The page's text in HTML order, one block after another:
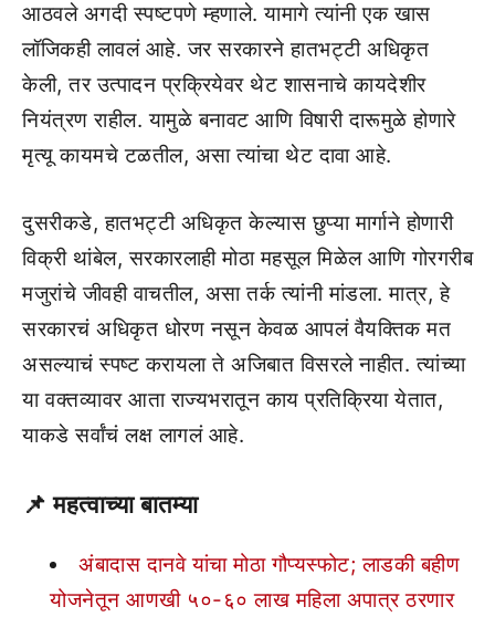
आठवले अगदी स्पष्टपणे म्हणाले. यामागे त्यांनी एक खास
लॉजिकही लावलं आहे. जर सरकारने हातभट्टी अधिकृत
केली, तर उत्पादन प्रक्रियेवर थेट शासनाचे कायदेशीर
नियंत्रण राहील. यामुळे बनावट आणि विषारी दारूमुळे होणारे
मृत्यू कायमचे टळतील, असा त्यांचा थेट दावा आहे.
दुसरीकडे, हातभट्टी अधिकृत केल्यास छुप्या मार्गाने होणारी
विक्री थांबेल, सरकारलाही मोठा महसूल मिळेल आणि गोरगरीब
मजुरांचे जीवही वाचतील, असा तर्क त्यांनी मांडला. मात्र, हे
सरकारचं अधिकृत धोरण नसून केवळ आपलं वैयक्तिक मत
असल्याचं स्पष्ट करायला ते अजिबात विसरले नाहीत. त्यांच्या
या वक्तव्यावर आता राज्यभरातून काय प्रतिक्रिया येतात,
याकडे सर्वांचं लक्ष लागलं आहे.
📌महत्वाच्या बातम्या
अंबादास दानवे यांचा मोठा गौप्यस्फोट; लाडकी बहीण
योजनेतून आणखी ५०-६० लाख महिला अपात्र ठरणार